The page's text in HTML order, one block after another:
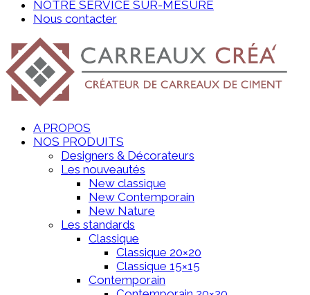
NOTRE SERVICE SUR-MESURE
Nous contacter
A PROPOS
NOS PRODUITS
Designers & Décorateurs
Les nouveautés
New classique
New Contemporain
New Nature
Les standards
Classique
Classique 20×20
Classique 15×15
Contemporain